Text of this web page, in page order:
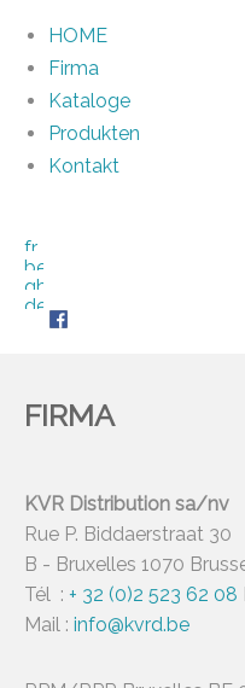
HOME
Firma
Kataloge
Produkten
Kontakt
FIRMA
KVR Distribution sa/nv
Rue P. Biddaerstraat 30
B - Bruxelles 1070
Tél : + 32 (0)2 523 62 08
Mail : info@kvrd.be